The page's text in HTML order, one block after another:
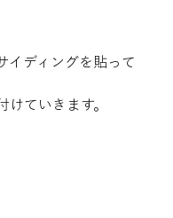
イディングを貼って
けていきます。